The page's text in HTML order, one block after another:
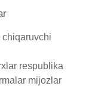
respublika
mijozlar